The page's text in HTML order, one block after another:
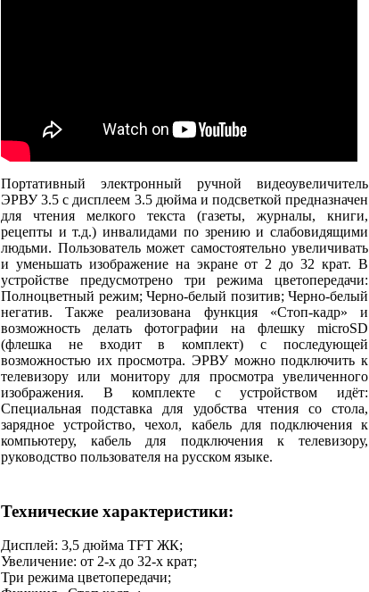
Портативный электронный ручной видеоувеличитель
ЭРВУ 3.5 с дисплеем 3.5 дюйма и подсветкой предназначен
для чтения мелкого текста (газеты, журналы, книги,
рецепты и т.д.) инвалидами по зрению и слабовидящими
людьми. Пользователь может самостоятельно увеличивать
и уменьшать изображение на экране от 2 до 32 крат. В
устройстве предусмотрено три режима цветопередачи:
Полноцветный режим; Черно-белый позитив; Черно-белый
негатив. Также реализована функция «Стоп-кадр» и
возможность делать фотографии на флешку microSD
(флешка не входит в комплект) с последующей
возможностью их просмотра. ЭРВУ можно подключить к
телевизору или монитору для просмотра увеличенного
изображения. В комплекте с устройством идёт:
Специальная подставка для удобства чтения со стола,
зарядное устройство, чехол, кабель для подключения к
компьютеру, кабель для подключения к телевизору,
руководство пользователя на русском языке.
Технические характеристики:
Дисплей: 3,5 дюйма TFT ЖК;
Увеличение: от 2-х до 32-х крат;
Три режима цветопередачи;